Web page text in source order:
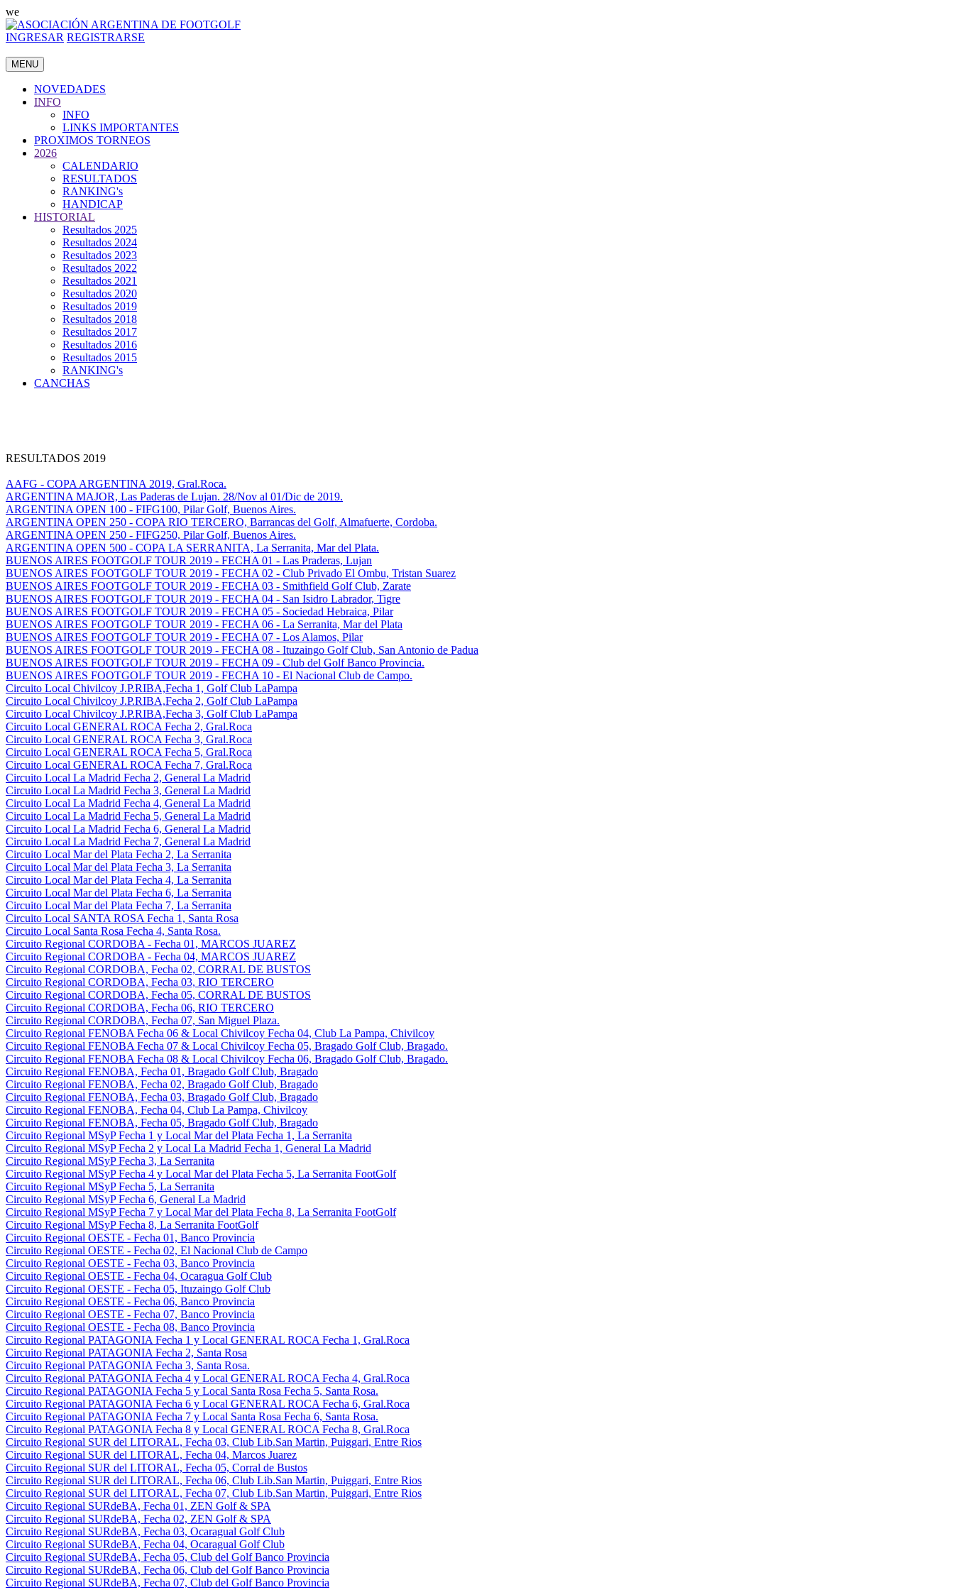
we
INGRESAR REGISTRARSE
MENU
NOVEDADES
INFO
INFO
LINKS IMPORTANTES
PROXIMOS TORNEOS
2026
CALENDARIO
RESULTADOS
RANKING's
HANDICAP
HISTORIAL
Resultados 2025
Resultados 2024
Resultados 2023
Resultados 2022
Resultados 2021
Resultados 2020
Resultados 2019
Resultados 2018
Resultados 2017
Resultados 2016
Resultados 2015
RANKING's
CANCHAS
RESULTADOS 2019
AAFG - COPA ARGENTINA 2019, Gral.Roca.
ARGENTINA MAJOR, Las Paderas de Lujan. 28/Nov al 01/Dic de 2019.
ARGENTINA OPEN 100 - FIFG100, Pilar Golf, Buenos Aires.
ARGENTINA OPEN 250 - COPA RIO TERCERO, Barrancas del Golf, Almafuerte, Cordoba.
ARGENTINA OPEN 250 - FIFG250, Pilar Golf, Buenos Aires.
ARGENTINA OPEN 500 - COPA LA SERRANITA, La Serranita, Mar del Plata.
BUENOS AIRES FOOTGOLF TOUR 2019 - FECHA 01 - Las Praderas, Lujan
BUENOS AIRES FOOTGOLF TOUR 2019 - FECHA 02 - Club Privado El Ombu, Tristan Suarez
BUENOS AIRES FOOTGOLF TOUR 2019 - FECHA 03 - Smithfield Golf Club, Zarate
BUENOS AIRES FOOTGOLF TOUR 2019 - FECHA 04 - San Isidro Labrador, Tigre
BUENOS AIRES FOOTGOLF TOUR 2019 - FECHA 05 - Sociedad Hebraica, Pilar
BUENOS AIRES FOOTGOLF TOUR 2019 - FECHA 06 - La Serranita, Mar del Plata
BUENOS AIRES FOOTGOLF TOUR 2019 - FECHA 07 - Los Alamos, Pilar
BUENOS AIRES FOOTGOLF TOUR 2019 - FECHA 08 - Ituzaingo Golf Club, San Antonio de Padua
BUENOS AIRES FOOTGOLF TOUR 2019 - FECHA 09 - Club del Golf Banco Provincia.
BUENOS AIRES FOOTGOLF TOUR 2019 - FECHA 10 - El Nacional Club de Campo.
Circuito Local Chivilcoy J.P.RIBA,Fecha 1, Golf Club LaPampa
Circuito Local Chivilcoy J.P.RIBA,Fecha 2, Golf Club LaPampa
Circuito Local Chivilcoy J.P.RIBA,Fecha 3, Golf Club LaPampa
Circuito Local GENERAL ROCA Fecha 2, Gral.Roca
Circuito Local GENERAL ROCA Fecha 3, Gral.Roca
Circuito Local GENERAL ROCA Fecha 5, Gral.Roca
Circuito Local GENERAL ROCA Fecha 7, Gral.Roca
Circuito Local La Madrid Fecha 2, General La Madrid
Circuito Local La Madrid Fecha 3, General La Madrid
Circuito Local La Madrid Fecha 4, General La Madrid
Circuito Local La Madrid Fecha 5, General La Madrid
Circuito Local La Madrid Fecha 6, General La Madrid
Circuito Local La Madrid Fecha 7, General La Madrid
Circuito Local Mar del Plata Fecha 2, La Serranita
Circuito Local Mar del Plata Fecha 3, La Serranita
Circuito Local Mar del Plata Fecha 4, La Serranita
Circuito Local Mar del Plata Fecha 6, La Serranita
Circuito Local Mar del Plata Fecha 7, La Serranita
Circuito Local SANTA ROSA Fecha 1, Santa Rosa
Circuito Local Santa Rosa Fecha 4, Santa Rosa.
Circuito Regional CORDOBA - Fecha 01, MARCOS JUAREZ
Circuito Regional CORDOBA - Fecha 04, MARCOS JUAREZ
Circuito Regional CORDOBA, Fecha 02, CORRAL DE BUSTOS
Circuito Regional CORDOBA, Fecha 03, RIO TERCERO
Circuito Regional CORDOBA, Fecha 05, CORRAL DE BUSTOS
Circuito Regional CORDOBA, Fecha 06, RIO TERCERO
Circuito Regional CORDOBA, Fecha 07, San Miguel Plaza.
Circuito Regional FENOBA Fecha 06 & Local Chivilcoy Fecha 04, Club La Pampa, Chivilcoy
Circuito Regional FENOBA Fecha 07 & Local Chivilcoy Fecha 05, Bragado Golf Club, Bragado.
Circuito Regional FENOBA Fecha 08 & Local Chivilcoy Fecha 06, Bragado Golf Club, Bragado.
Circuito Regional FENOBA, Fecha 01, Bragado Golf Club, Bragado
Circuito Regional FENOBA, Fecha 02, Bragado Golf Club, Bragado
Circuito Regional FENOBA, Fecha 03, Bragado Golf Club, Bragado
Circuito Regional FENOBA, Fecha 04, Club La Pampa, Chivilcoy
Circuito Regional FENOBA, Fecha 05, Bragado Golf Club, Bragado
Circuito Regional MSyP Fecha 1 y Local Mar del Plata Fecha 1, La Serranita
Circuito Regional MSyP Fecha 2 y Local La Madrid Fecha 1, General La Madrid
Circuito Regional MSyP Fecha 3, La Serranita
Circuito Regional MSyP Fecha 4 y Local Mar del Plata Fecha 5, La Serranita FootGolf
Circuito Regional MSyP Fecha 5, La Serranita
Circuito Regional MSyP Fecha 6, General La Madrid
Circuito Regional MSyP Fecha 7 y Local Mar del Plata Fecha 8, La Serranita FootGolf
Circuito Regional MSyP Fecha 8, La Serranita FootGolf
Circuito Regional OESTE - Fecha 01, Banco Provincia
Circuito Regional OESTE - Fecha 02, El Nacional Club de Campo
Circuito Regional OESTE - Fecha 03, Banco Provincia
Circuito Regional OESTE - Fecha 04, Ocaragua Golf Club
Circuito Regional OESTE - Fecha 05, Ituzaingo Golf Club
Circuito Regional OESTE - Fecha 06, Banco Provincia
Circuito Regional OESTE - Fecha 07, Banco Provincia
Circuito Regional OESTE - Fecha 08, Banco Provincia
Circuito Regional PATAGONIA Fecha 1 y Local GENERAL ROCA Fecha 1, Gral.Roca
Circuito Regional PATAGONIA Fecha 2, Santa Rosa
Circuito Regional PATAGONIA Fecha 3, Santa Rosa.
Circuito Regional PATAGONIA Fecha 4 y Local GENERAL ROCA Fecha 4, Gral.Roca
Circuito Regional PATAGONIA Fecha 5 y Local Santa Rosa Fecha 5, Santa Rosa.
Circuito Regional PATAGONIA Fecha 6 y Local GENERAL ROCA Fecha 6, Gral.Roca
Circuito Regional PATAGONIA Fecha 7 y Local Santa Rosa Fecha 6, Santa Rosa.
Circuito Regional PATAGONIA Fecha 8 y Local GENERAL ROCA Fecha 8, Gral.Roca
Circuito Regional SUR del LITORAL, Fecha 03, Club Lib.San Martin, Puiggari, Entre Rios
Circuito Regional SUR del LITORAL, Fecha 04, Marcos Juarez
Circuito Regional SUR del LITORAL, Fecha 05, Corral de Bustos
Circuito Regional SUR del LITORAL, Fecha 06, Club Lib.San Martin, Puiggari, Entre Rios
Circuito Regional SUR del LITORAL, Fecha 07, Club Lib.San Martin, Puiggari, Entre Rios
Circuito Regional SURdeBA, Fecha 01, ZEN Golf & SPA
Circuito Regional SURdeBA, Fecha 02, ZEN Golf & SPA
Circuito Regional SURdeBA, Fecha 03, Ocaragual Golf Club
Circuito Regional SURdeBA, Fecha 04, Ocaragual Golf Club
Circuito Regional SURdeBA, Fecha 05, Club del Golf Banco Provincia
Circuito Regional SURdeBA, Fecha 06, Club del Golf Banco Provincia
Circuito Regional SURdeBA, Fecha 07, Club del Golf Banco Provincia